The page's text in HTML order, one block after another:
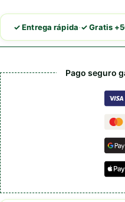
Insectos
Con
Suero
Y
Probioticos
cantidad
✓ Entrega rápida·✓ Gratis
Pago seguro